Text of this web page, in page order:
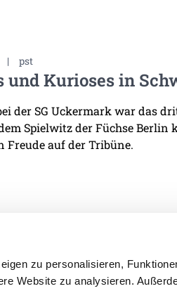
zu personalisieren,
Website zu analysieren.
| pst
Kurioses in
der SG Uckermark war das
Spielwitz der Füchse
Freude auf der Tribüne.